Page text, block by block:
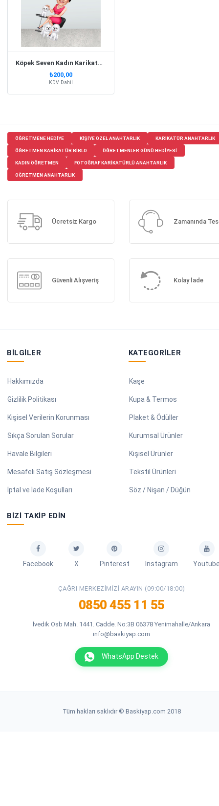
Köpek Seven Kadın Karikatür Biblo Anahtarlık
₺200,00
KDV Dahil
ÖĞRETMENE HEDIYE KIŞIYE ÖZEL ANAHTARLIK KARIKATÜR ANAHTARLIK
ÖĞRETMEN KARIKATÜR BIBLO ÖĞRETMENLER GÜNÜ HEDIYESI
KADIN ÖĞRETMEN FOTOĞRAF KARIKATÜRLÜ ANAHTARLIK
ÖĞRETMEN ANAHTARLIK
Ücretsiz Kargo Zamanında
Güvenli Alışveriş Kolay İade
BILGILER
Hakkımızda
Gizlilik Politikası
Kişisel Verilerin Korunması
Sıkça Sorulan Sorular
Havale Bilgileri
Mesafeli Satış Sözleşmesi
İptal ve İade Koşulları
KATEGORILER
Kaşe
Kupa & Termos
Plaket & Ödüller
Kurumsal Ürünler
Kişisel Ürünler
Tekstil Ürünleri
Söz / Nişan / Düğün
BIZI TAKIP EDIN
Facebook X Pinterest Instagram
ÇAĞRI MERKEZIMIZI ARAYIN (09:00/18:00)
0850 455 11 55
İvedik Osb Mah. 1441. Cadde. No:3B 06378 Yenimahalle/Ankara
info@baskiyap.com
WhatsApp Destek
Tüm hakları saklıdır © Baskiyap.com 2018